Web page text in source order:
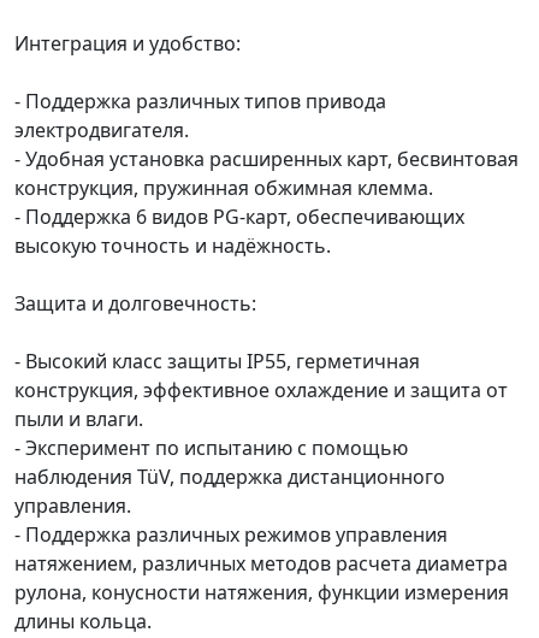
Интеграция и удобство:
- Поддержка различных типов привода
электродвигателя.
- Удобная установка расширенных карт, бесвинтовая
конструкция, пружинная обжимная клемма.
- Поддержка 6 видов PG-карт, обеспечивающих
высокую точность и надёжность.
Защита и долговечность:
- Высокий класс защиты IP55, герметичная
конструкция, эффективное охлаждение и защита от
пыли и влаги.
- Эксперимент по испытанию с помощью
наблюдения TüV, поддержка дистанционного
управления.
- Поддержка различных режимов управления
натяжением, различных методов расчета диаметра
рулона, конусности натяжения, функции измерения
длины кольца.